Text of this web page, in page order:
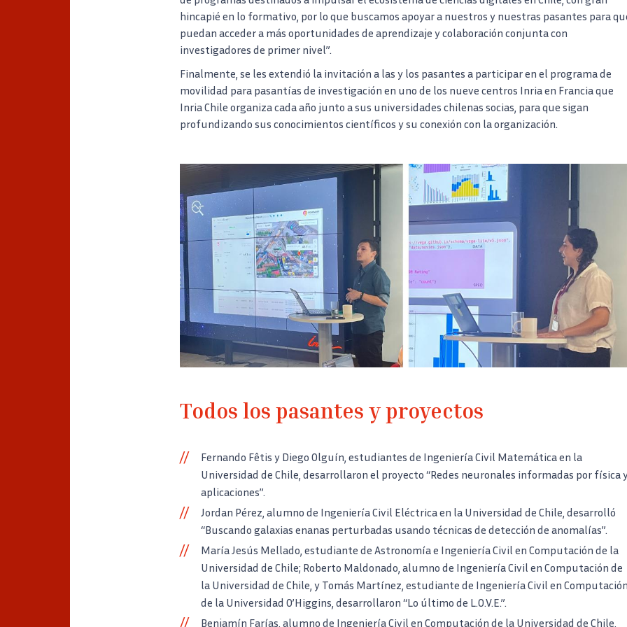
hincapié en lo formativo, por lo que buscamos apoyar a nuestros y nuestras pasantes para
puedan acceder a más oportunidades de aprendizaje y colaboración conjunta con
investigadores de primer nivel”.
Finalmente, se les extendió la invitación a las y los pasantes a participar en el programa de
movilidad para pasantías de investigación en uno de los nueve centros Inria en Francia que
Inria Chile organiza cada año junto a sus universidades chilenas socias, para que sigan
profundizando sus conocimientos científicos y su conexión con la organización.
Todos los pasantes y proyectos
Fernando Fêtis y Diego Olguín, estudiantes de Ingeniería Civil Matemática en la
Universidad de Chile, desarrollaron el proyecto “Redes neuronales informadas por física
aplicaciones”.
Jordan Pérez, alumno de Ingeniería Civil Eléctrica en la Universidad de Chile, desarrolló
“Buscando galaxias enanas perturbadas usando técnicas de detección de anomalías”.
María Jesús Mellado, estudiante de Astronomía e Ingeniería Civil en Computación de la
Universidad de Chile; Roberto Maldonado, alumno de Ingeniería Civil en Computación de
la Universidad de Chile, y Tomás Martínez, estudiante de Ingeniería Civil en
de la Universidad O’Higgins, desarrollaron “Lo último de L.O.V.E.”.
Benjamín Farías, alumno de Ingeniería Civil en Computación de la Universidad de Chile,